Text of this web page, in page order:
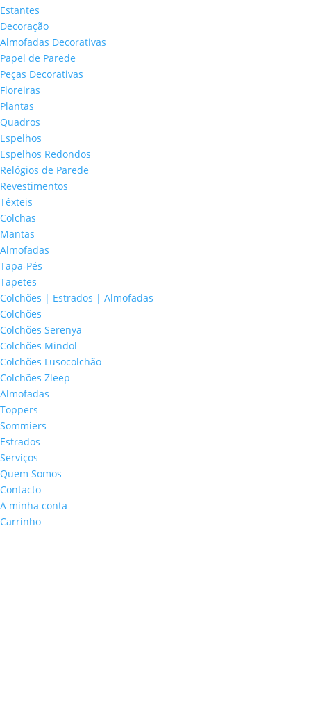
Estantes
Decoração
Almofadas Decorativas
Papel de Parede
Peças Decorativas
Floreiras
Plantas
Quadros
Espelhos
Espelhos Redondos
Relógios de Parede
Revestimentos
Têxteis
Colchas
Mantas
Almofadas
Tapa-Pés
Tapetes
Colchões | Estrados | Almofadas
Colchões
Colchões Serenya
Colchões Mindol
Colchões Lusocolchão
Colchões Zleep
Almofadas
Toppers
Sommiers
Estrados
Serviços
Quem Somos
Contacto
A minha conta
Carrinho